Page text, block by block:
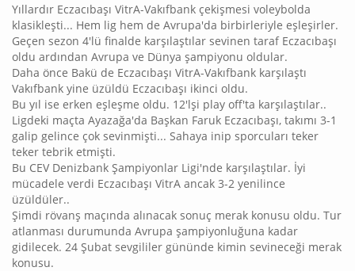
Yıllardır Eczacıbaşı VitrA-Vakıfbank çekişmesi voleybolda
klasikleşti... Hem lig hem de Avrupa'da birbirleriyle eşleşirler.
Geçen sezon 4'lü finalde karşılaştılar sevinen taraf Eczacıbaşı
oldu ardından Avrupa ve Dünya şampiyonu oldular.
Daha önce Bakü de Eczacıbaşı VitrA-Vakıfbank karşılaştı
Vakıfbank yine üzüldü Eczacıbaşı ikinci oldu.
Bu yıl ise erken eşleşme oldu. 12'lşi play off'ta karşılaştılar..
Ligdeki maçta Ayazağa'da Başkan Faruk Eczacıbaşı, takımı 3-1
galip gelince çok sevinmişti... Sahaya inip sporcuları teker
teker tebrik etmişti.
Bu CEV Denizbank Şampiyonlar Ligi'nde karşılaştılar. İyi
mücadele verdi Eczacıbaşı VitrA ancak 3-2 yenilince
üzüldüler..
Şimdi rövanş maçında alınacak sonuç merak konusu oldu. Tur
atlanması durumunda Avrupa şampiyonluğuna kadar
gidilecek. 24 Şubat sevgililer gününde kimin sevineceği merak
konusu.